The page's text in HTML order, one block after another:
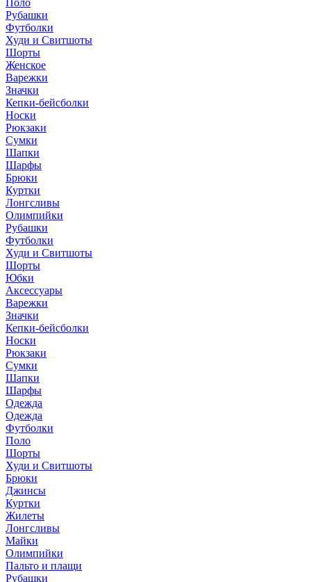
Поло
Рубашки
Футболки
Худи и Свитшоты
Шорты
Женское
Варежки
Значки
Кепки-бейсболки
Носки
Рюкзаки
Сумки
Шапки
Шарфы
Брюки
Куртки
Лонгсливы
Олимпийки
Рубашки
Футболки
Худи и Свитшоты
Шорты
Юбки
Аксессуары
Варежки
Значки
Кепки-бейсболки
Носки
Рюкзаки
Сумки
Шапки
Шарфы
Одежда
Одежда
Футболки
Поло
Шорты
Худи и Свитшоты
Брюки
Джинсы
Куртки
Жилеты
Лонгсливы
Майки
Олимпийки
Пальто и плащи
Рубашки